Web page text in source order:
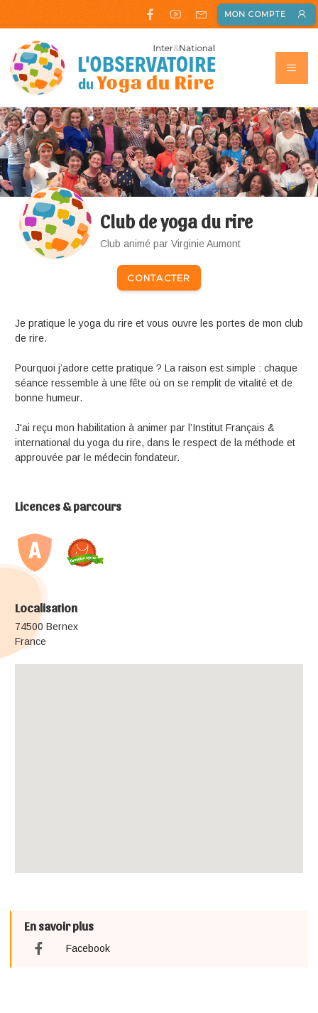
MON COMPTE
Club de yoga du rire
Club animé par Virginie Aumont
CONTACTER
Je pratique le yoga du rire et vous ouvre les portes de mon club
de rire.
Pourquoi j’adore cette pratique ? La raison est simple : chaque
séance ressemble à une fête où on se remplit de vitalité et de
bonne humeur.
J'ai reçu mon habilitation à animer par l’Institut Français &
international du yoga du rire, dans le respect de la méthode et
approuvée par le médecin fondateur.
Licences & parcours
Localisation
74500 Bernex
France
En savoir plus
Facebook